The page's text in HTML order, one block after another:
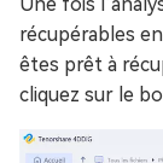
récupérables
êtes prêt à
cliquez sur le